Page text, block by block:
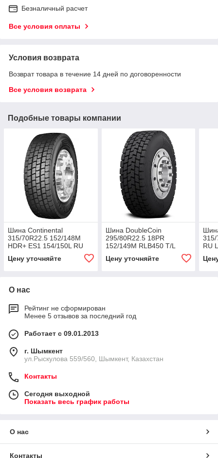
Безналичный расчет
Все условия оплаты
Условия возврата
Возврат товара в течение 14 дней по договоренности
Все условия возврата
Подобные товары компании
Шина Continental
315/70R22.5 152/148M
HDR+ ES1 154/150L RU
Цену уточняйте
Шина DoubleCoin
295/80R22.5 18PR
152/149M RLB450 T/L
Цену уточняйте
RU
О нас
Рейтинг не сформирован
Менее 5 отзывов за последний год
Работает с 09.01.2013
г. Шымкент
ул.Рыскулова 559/560, Шымкент, Казахстан
Контакты
Сегодня выходной
Показать весь график работы
О нас
Контакты